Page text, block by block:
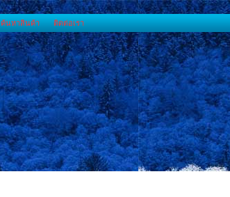
ค้นหาสินค้า ติดต่อเรา